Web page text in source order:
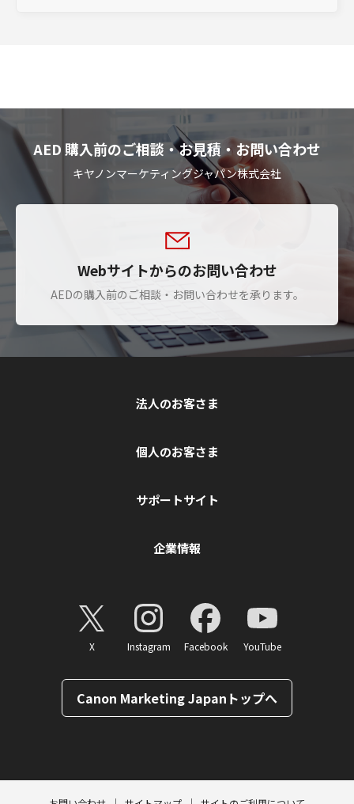
AED 購入前のご相談・お見積・お問い合わせ
キヤノンマーケティングジャパン株式会社
Webサイトからのお問い合わせ
AEDの購入前のご相談・お問い合わせを承ります。
法人のお客さま
個人のお客さま
サポートサイト
企業情報
X Instagram Facebook YouTube
Canon Marketing Japanトップへ